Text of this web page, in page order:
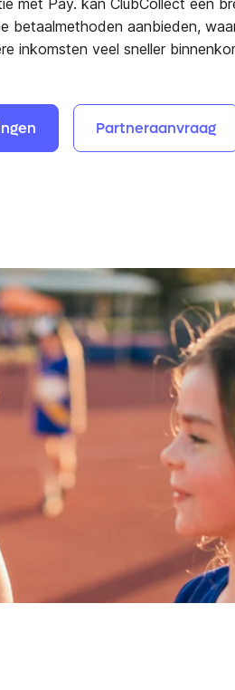
met Pay. kan ClubCollect een
betaalmethoden aanbieden,
inkomsten veel sneller
Partneraanvraag